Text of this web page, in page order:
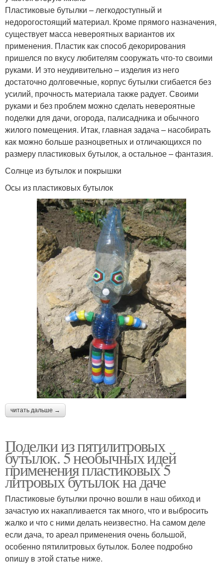
Пластиковые бутылки – легкодоступный и
недорогостоящий материал. Кроме прямого назначения,
существует масса невероятных вариантов их
применения. Пластик как способ декорирования
пришелся по вкусу любителям сооружать что-то своими
руками. И это неудивительно – изделия из него
достаточно долговечные, корпус бутылки сгибается без
усилий, прочность материала также радует. Своими
руками и без проблем можно сделать невероятные
поделки для дачи, огорода, палисадника и обычного
жилого помещения. Итак, главная задача – насобирать
как можно больше разноцветных и отличающихся по
размеру пластиковых бутылок, а остальное – фантазия.
Солнце из бутылок и покрышки
Осы из пластиковых бутылок
читать дальше →
Поделки из пятилитровых
бутылок. 5 необычных идей
применения пластиковых 5
литровых бутылок на даче
Пластиковые бутылки прочно вошли в наш обиход и
зачастую их накапливается так много, что и выбросить
жалко и что с ними делать неизвестно. На самом деле
если дача, то ареал применения очень большой,
особенно пятилитровых бутылок. Более подробно
опишу в этой статье ниже.